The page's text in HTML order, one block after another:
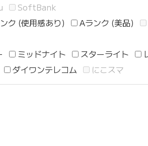
SoftBank
ク (使用感あり) Aランク (美品)
ミッドナイト スターライト
ダイワンテレコム にこスマ